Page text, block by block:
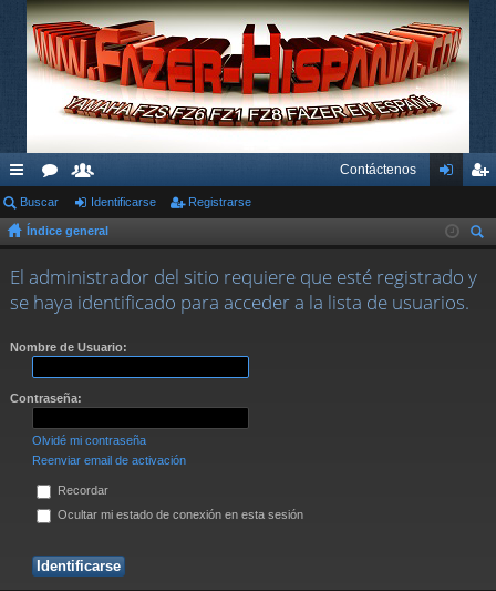
nl
ac
es
rá
s
or
os
su
ari
os
Contáctenos
nti
fic
ar
ist
Buscar Identificarse Registrarse
Índice general
car
El administrador del sitio requiere que esté registrado y
se haya identificado para acceder a la lista de usuarios.
Nombre de Usuario:
Contraseña:
Olvidé mi contraseña
Reenviar email de activación
Recordar
Ocultar mi estado de conexión en esta sesión